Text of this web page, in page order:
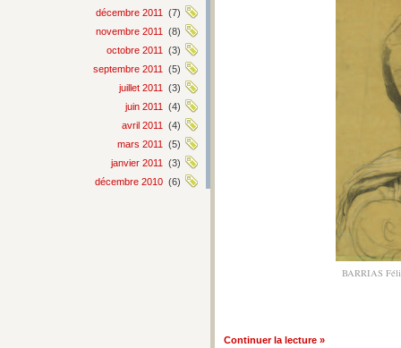
décembre 2011
(7)
novembre 2011
(8)
octobre 2011
(3)
septembre 2011
(5)
juillet 2011
(3)
juin 2011
(4)
avril 2011
(4)
mars 2011
(5)
janvier 2011
(3)
décembre 2010 (6)
BARRIAS
Continuer la lecture »